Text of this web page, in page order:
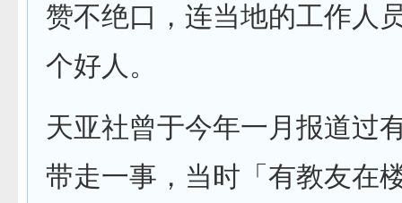
赞不绝口，连当地的工作人
个好人。
天亚社曾于今年一月报道过
带走一事，当时「有教友在